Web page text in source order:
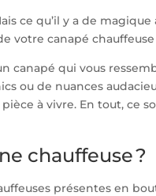
ce qu’il y a de
votre canapé
canapé qui vous
ou de nuances
à vivre. En tout, ce
chauffeuse ?
présentes en